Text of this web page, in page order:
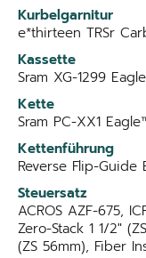
Kurbelgarnitur
e*thirteen TRSr
Kassette
Sram XG-1299
Kette
Sram PC-XX1
Kettenführung
Reverse Flip-
Steuersatz
ACROS AZF-675,
Zero-Stack 1 1/2"
(ZS 56mm), Fiber